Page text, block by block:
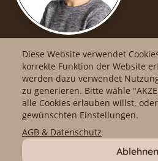
facebook
Instagram
Diese Website verwendet
korrekte Funktion der Website
werden dazu verwendet
zu generieren. Bitte wähle
alle Cookies erlauben willst,
gewünschten Einstellungen.
AGB & Datenschutz
Ablehnen